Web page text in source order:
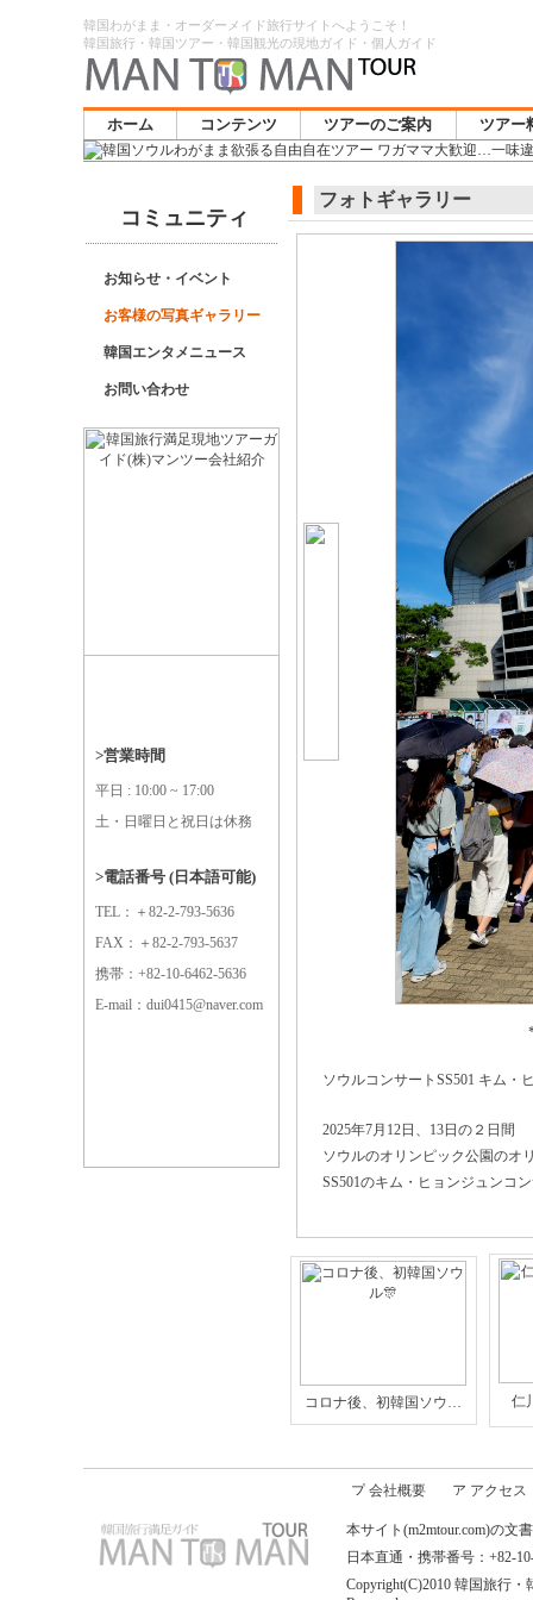
韓国わがまま・オーダーメイド旅行サイトへようこそ！
韓国旅行・韓国ツアー・韓国観光の現地ガイド・個人ガイド
ホーム コンテンツ ツアーのご案内 ツアー
コミュニティ
お知らせ・イベント
お客様の写真ギャラリー
韓国エンタメニュース
お問い合わせ
>営業時間
平日 : 10:00 ~ 17:00
土・日曜日と祝日は休務
>電話番号 (日本語可能)
TEL：＋82-2-793-5636
FAX：＋82-2-793-5637
携帯：+82-10-6462-5636
E-mail：dui0415@naver.com
フォトギャラリー
ソウルコンサートSS501 キム・
2025年7月12日、13日の２日間
ソウルのオリンピック公園のオ
SS501のキム・ヒョンジュンコ
コロナ後、初韓国ソウ… 仁
会社概要 アクセス
本サイト(m2mtour.com)の文
日本直通・携帯番号：+82-
Copyright(C)2010 韓国旅行